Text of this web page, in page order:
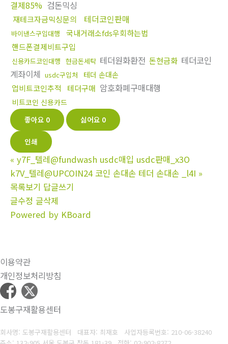
결제85% 검돈믹싱
재테크자금믹싱문의 테더코인판매
바이낸스구입대행
국내거래소fds우회하는법
핸드폰결제비트구입
신용카드코인대행 현금돈세탁 테더원화환전 돈현금화 테더코인
계좌이체 usdc구입처 테더 손대손
업비트코인추적 테더구매 암호화폐구매대행
비트코인 신용카드
좋아요 0 싫어요 0
인쇄
« y7F_텔레@fundwash usdc매입 usdc판매_x3O
k7V_텔레@UPCOIN24 코인 손대손 테더 손대손 _l4I »
목록보기 답글쓰기
글수정 글삭제
Powered by KBoard
이용약관
개인정보처리방침
도봉구재활용센터
회사명: 도봉구재활용센터 대표자: 최재호 사업자등록번호: 210-06-38240